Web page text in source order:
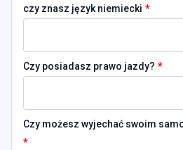
czy znasz język niemiecki *
Czy posiadasz prawo jazdy? *
Czy możesz wyjechać swoim
*